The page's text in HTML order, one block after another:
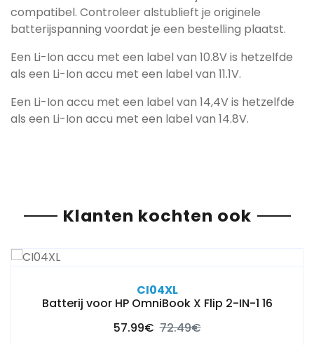
compatibel. Controleer alstublieft je originele
batterijspanning voordat je een bestelling plaatst.
Een Li-Ion accu met een label van 10.8V is hetzelfde
als een Li-Ion accu met een label van 11.1V.
Een Li-Ion accu met een label van 14,4V is hetzelfde
als een Li-Ion accu met een label van 14.8V.
Klanten kochten ook
CI04XL
Batterij voor HP OmniBook X Flip 2-IN-1 16
57.99€ 72.49€